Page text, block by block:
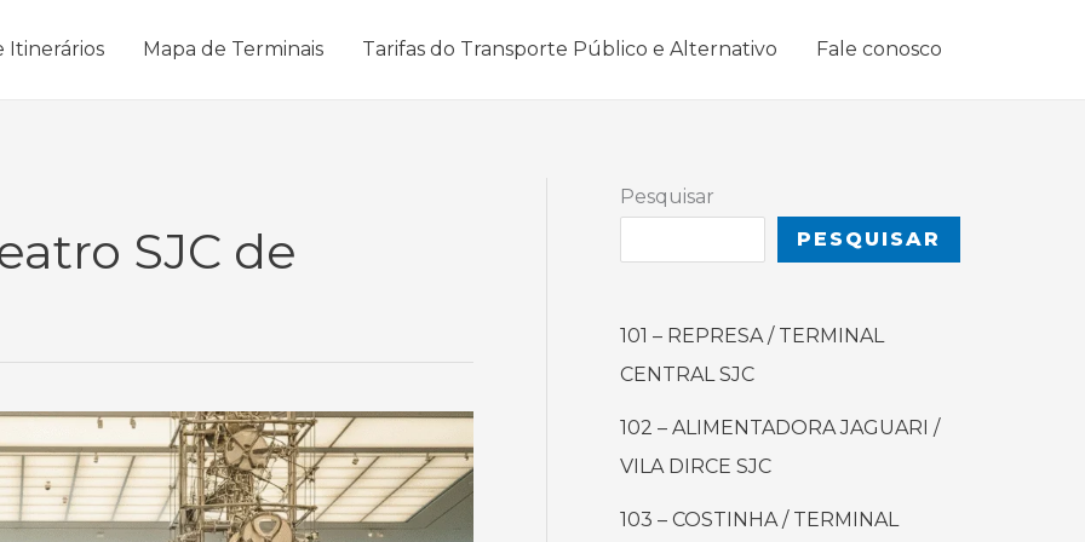
Itinerários Mapa de Terminais Tarifas do Transporte Público e Alternativo Fale conosco
SJC de
Pesquisar
PESQUISAR
101 – REPRESA / TERMINAL
CENTRAL SJC
102 – ALIMENTADORA JAGUARI /
VILA DIRCE SJC
103 – COSTINHA / TERMINAL